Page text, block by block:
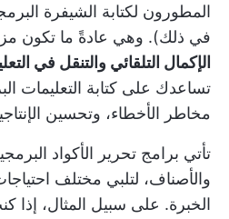
المطورون لكتابة الشيفرة
في ذلك). وهي عادةً ما تكون
الإكمال التلقائي والتنقل في
تساعدك على كتابة التعليمات
مخاطر الأخطاء، وتحسين
تأتي برامج تحرير الأكواد
والأصناف، لتلبي مختلف
الخبرة. على سبيل المثال، إذا